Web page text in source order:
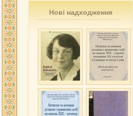
Нові надходження